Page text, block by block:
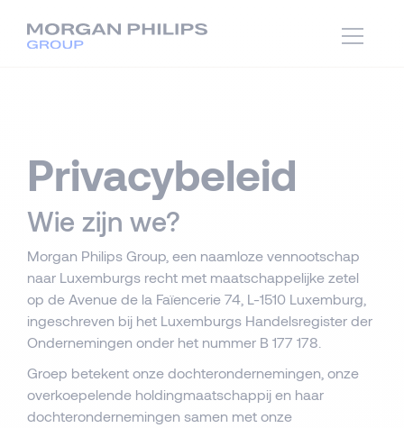
Privacybeleid
Wie zijn we?
Morgan Philips Group, een naamloze vennootschap
naar Luxemburgs recht met maatschappelijke zetel
op de Avenue de la Faïencerie 74, L-1510 Luxemburg,
ingeschreven bij het Luxemburgs Handelsregister der
Ondernemingen onder het nummer B 177 178.
Groep betekent onze dochterondernemingen, onze
overkoepelende holdingmaatschappij en haar
dochterondernemingen samen met onze